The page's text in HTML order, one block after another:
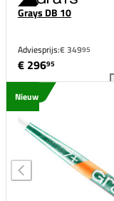
Grays DB 10
Adviesprijs:€ 34995
€ 29695
Nieuw